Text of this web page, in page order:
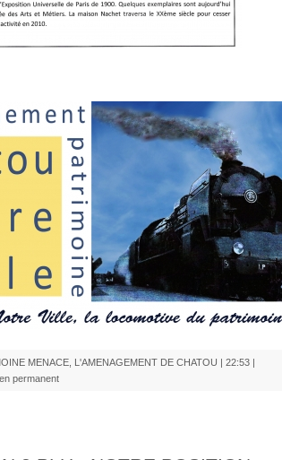
MENACE L'AMENAGEMENT DE CHATOU | 22:53 |
permanent